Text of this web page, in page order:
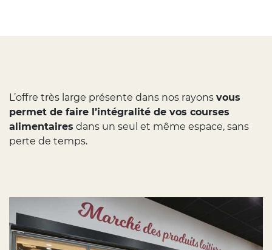
L’offre très large présente dans nos rayons vous
permet de faire l’intégralité de vos courses
alimentaires dans un seul et même espace, sans
perte de temps.